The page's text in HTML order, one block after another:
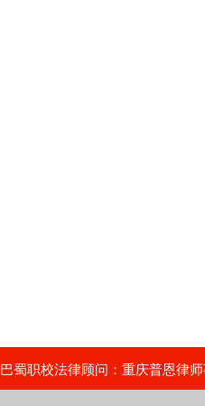
巴蜀职校法律顾问：重庆普恩律